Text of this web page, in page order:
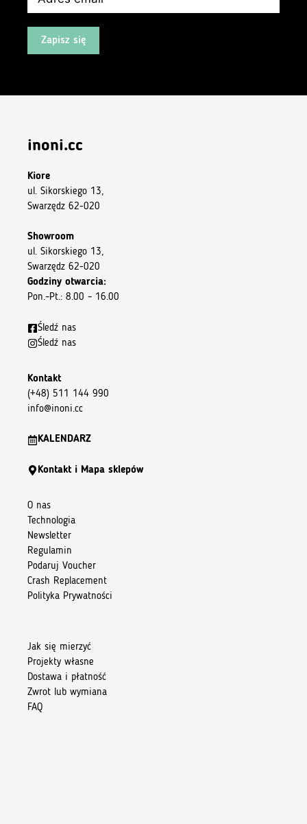
Zapisz się
inoni.cc
Kiore
ul. Sikorskiego 13,
Swarzędz 62-020
Showroom
ul. Sikorskiego 13,
Swarzędz 62-020
Godziny otwarcia:
Pon.–Pt.: 8.00 – 16.00
Śledź nas
Śledź nas
Kontakt
(+48) 511 144 990
info@inoni.cc
KALENDARZ
Kontakt i Mapa sklepów
O nas
Technologia
Newsletter
Regulamin
Podaruj Voucher
Crash Replacement
Polityka Prywatności
Jak się mierzyć
Projekty własne
Dostawa i płatność
Zwrot lub wymiana
FAQ